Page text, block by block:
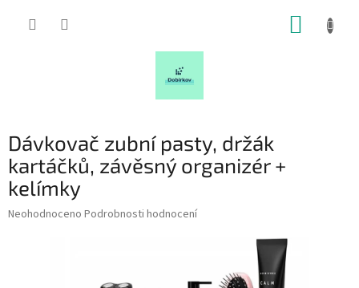
Dávkovač zubní pasty, držák
kartáčků, závěsný organizér +
kelímky
Průměrné
Neohodnoceno Podrobnosti hodnocení